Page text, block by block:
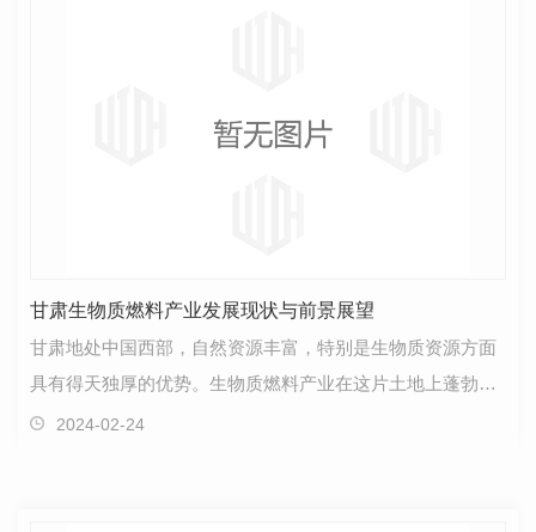
甘肃生物质燃料产业发展现状与前景展望
甘肃地处中国西部，自然资源丰富，特别是生物质资源方面
具有得天独厚的优势。生物质燃料产业在这片土地上蓬勃发
展，呈现出前景广阔的态势。随着社会经济的不断发展…
2024-02-24